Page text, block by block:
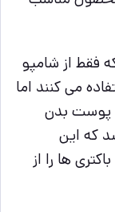
فقط از شامپو
می کنند اما
پوست بدن
که این
ها را از